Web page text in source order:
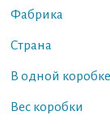
Фабрика
Страна
В одной коробке
Вес коробки